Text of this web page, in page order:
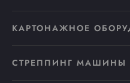
КАРТОНАЖНОЕ
СТРЕППИНГ МАШИНЫ